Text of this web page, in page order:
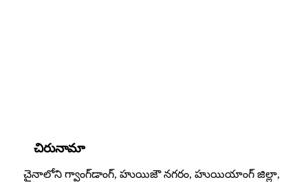
చిరునామా
చైనాలోని గ్వాంగ్‌డాంగ్, హుయిజౌ నగరం, హుయియాంగ్ జిల్లా,